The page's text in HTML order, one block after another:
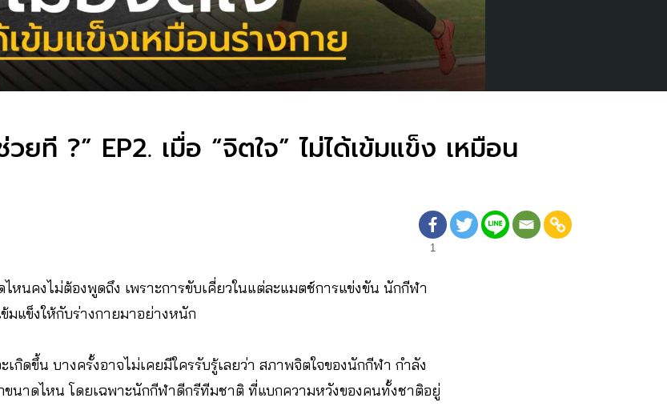
ที ?” EP2. เมื่อ “จิตใจ” ไม่ได้เข้มแข็ง เหมือน
1
นคงไม่ต้องพูดถึง เพราะการขับเคี่ยวในแต่ละแมตช์การแข่งขัน นักกีฬา
มแข็งให้กับร่างกายมาอย่างหนัก
กิดขึ้น บางครั้งอาจไม่เคยมีใครรับรู้เลยว่า สภาพจิตใจของนักกีฬา กำลัง
นาดไหน โดยเฉพาะนักกีฬาดีกรีทีมชาติ ที่แบกความหวังของคนทั้งชาติอยู่